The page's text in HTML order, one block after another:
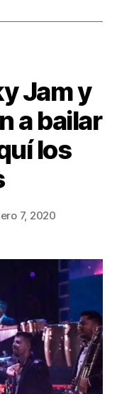
Jam y
a bailar
los
7, 2020